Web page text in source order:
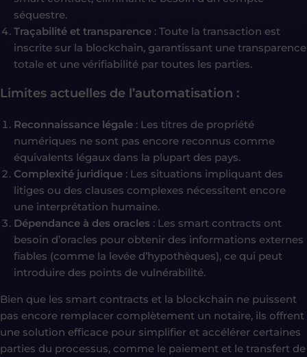
séquestre.
Traçabilité et transparence : Toute la transaction est
inscrite sur la blockchain, garantissant une transparence
totale et une vérifiabilité par toutes les parties.
Limites actuelles de l’automatisation :
Reconnaissance légale : Les titres de propriété
numériques ne sont pas encore reconnus comme
équivalents légaux dans la plupart des pays.
Complexité juridique : Les situations impliquant des
litiges ou des clauses complexes nécessitent encore
une interprétation humaine.
Dépendance à des oracles : Les smart contracts ont
besoin d’oracles pour obtenir des informations externes
fiables (comme la levée d’hypothèques), ce qui peut
introduire des points de vulnérabilité.
Bien que les smart contracts et la blockchain ne puissent
pas encore remplacer complètement un notaire, ils offrent
une solution efficace pour simplifier et accélérer certaines
parties du processus, comme le paiement et le transfert de